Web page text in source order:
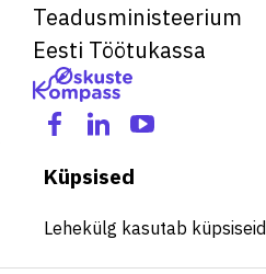
Teadusministeerium
Eesti Töötukassa
Küpsised
Lehekülg kasutab